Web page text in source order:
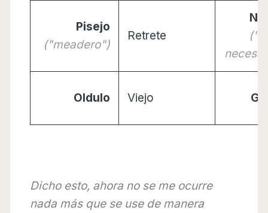
Pisejo
("meadero")
Retrete
Oldulo Viejo
Dicho esto, ahora no se me ocurre
nada más que se use de manera